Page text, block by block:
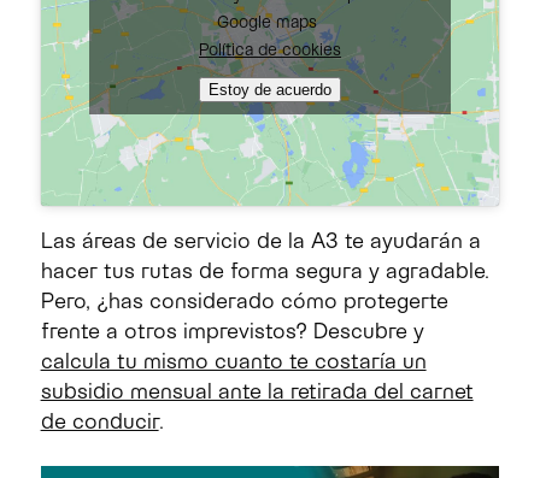
Google maps
Política de cookies
Estoy de acuerdo
Las áreas de servicio de la A3 te ayudarán a
hacer tus rutas de forma segura y agradable.
Pero, ¿has considerado cómo protegerte
frente a otros imprevistos? Descubre y
calcula tu mismo cuanto te costaría un
subsidio mensual ante la retirada del carnet
de conducir.